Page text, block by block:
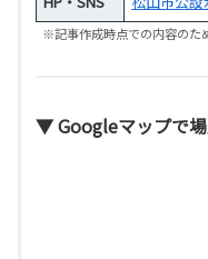
※記事作成時点での内容のた
▼ Googleマップで